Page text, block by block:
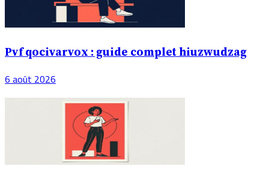
Pvf qocivarvox : guide complet hiuzwudzag
6 août 2026